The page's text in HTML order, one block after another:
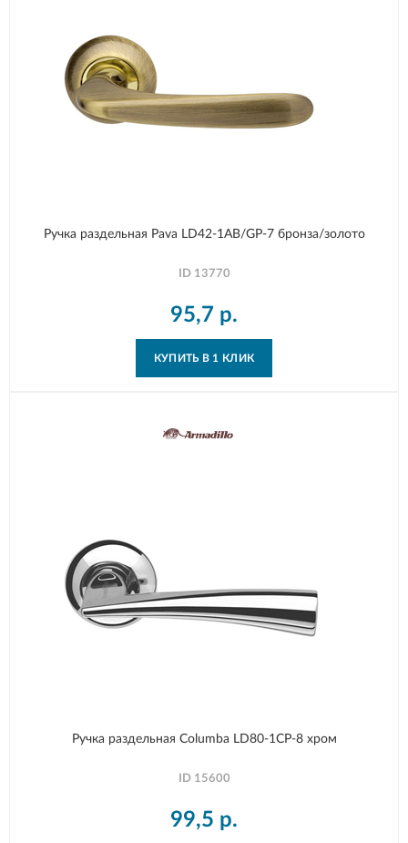
Ручка раздельная Pava LD42-1AB/GP-7 бронза/золото
ID 13770
95,7 р.
КУПИТЬ В 1 КЛИК
Ручка раздельная Columba LD80-1CP-8 хром
ID 15600
99,5 р.